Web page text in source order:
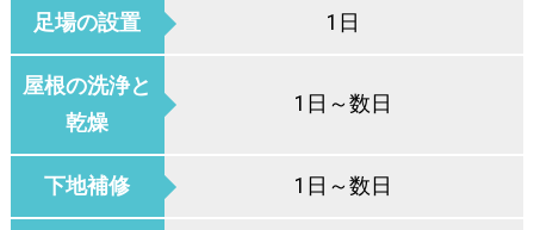
足場の設置 1日
屋根の洗浄と
乾燥
1日～数日
下地補修 1日～数日